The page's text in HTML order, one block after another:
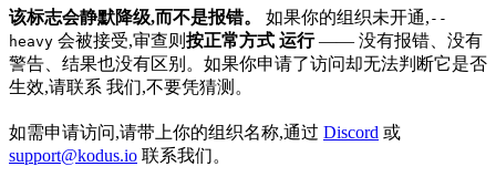
该标志会静默降级,而不是报错。 如果你的组织未开通, --
heavy 会被接受,审查则 按正常方式 运行—— 没有报错、没有
警告、结果也没有区别。如果你申请了访问却无法判断它是否
生效,请联系 我们,不要凭猜测。
如需申请访问,请带上你的组织名称,通过 Discord 或
support@kodus.io 联系我们。